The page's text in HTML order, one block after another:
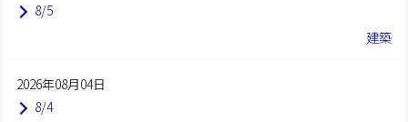
8/5
建築
2026年08月04日
8/4